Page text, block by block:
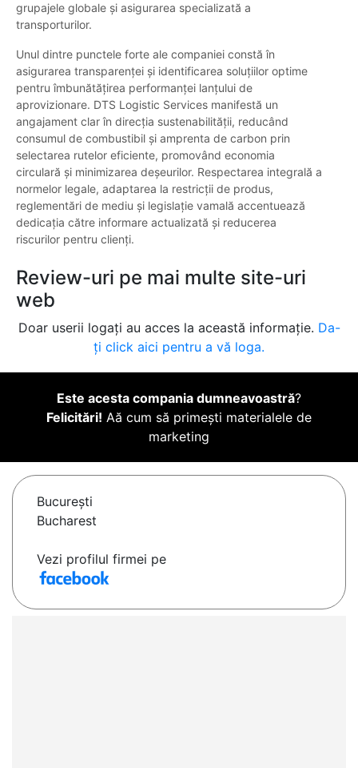
grupajele globale și asigurarea specializată a
transporturilor.
Unul dintre punctele forte ale companiei constă în
asigurarea transparenței și identificarea soluțiilor optime
pentru îmbunătățirea performanței lanțului de
aprovizionare. DTS Logistic Services manifestă un
angajament clar în direcția sustenabilității, reducând
consumul de combustibil și amprenta de carbon prin
selectarea rutelor eficiente, promovând economia
circulară și minimizarea deșeurilor. Respectarea integrală a
normelor legale, adaptarea la restricții de produs,
reglementări de mediu și legislație vamală accentuează
dedicația către informare actualizată și reducerea
riscurilor pentru clienți.
Review-uri pe mai multe site-uri
web
Doar userii logați au acces la această informație. Da-
ți click aici pentru a vă loga.
Este acesta compania dumneavoastră?
Felicitări! Aă cum să primești materialele de
marketing
Bucureşti
Bucharest
Vezi profilul firmei pe